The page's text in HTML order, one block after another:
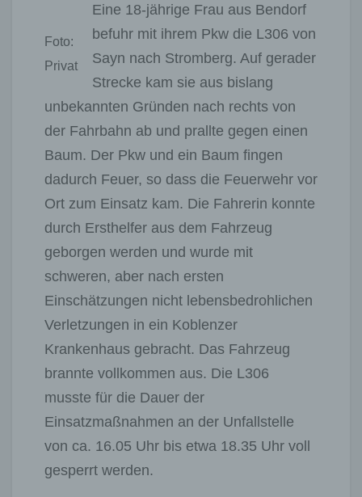
Foto:
Privat
Eine 18-jährige Frau aus Bendorf
befuhr mit ihrem Pkw die L306 von
Sayn nach Stromberg. Auf gerader
Strecke kam sie aus bislang
unbekannten Gründen nach rechts von
der Fahrbahn ab und prallte gegen einen
Baum. Der Pkw und ein Baum fingen
dadurch Feuer, so dass die Feuerwehr vor
Ort zum Einsatz kam. Die Fahrerin konnte
durch Ersthelfer aus dem Fahrzeug
geborgen werden und wurde mit
schweren, aber nach ersten
Einschätzungen nicht lebensbedrohlichen
Verletzungen in ein Koblenzer
Krankenhaus gebracht. Das Fahrzeug
brannte vollkommen aus. Die L306
musste für die Dauer der
Einsatzmaßnahmen an der Unfallstelle
von ca. 16.05 Uhr bis etwa 18.35 Uhr voll
gesperrt werden.